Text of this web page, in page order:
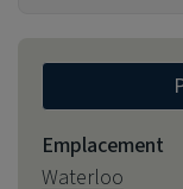
Emplacement
Waterloo